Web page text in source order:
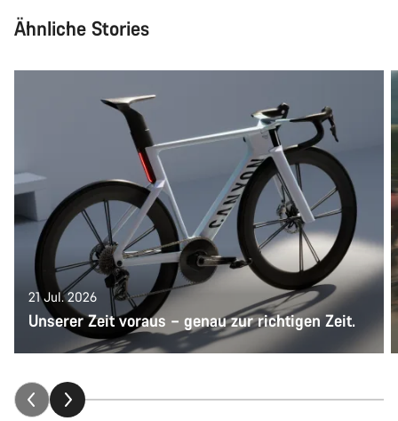
Ähnliche Stories
21 Jul. 2026
Unserer Zeit voraus – genau zur richtigen Zeit.